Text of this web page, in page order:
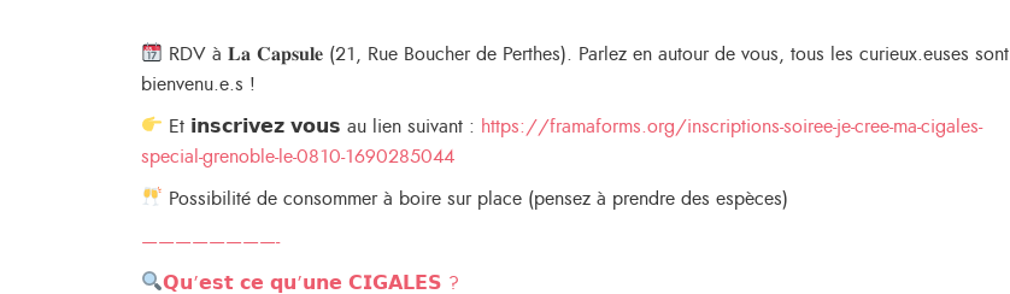
RDV à 𝐋𝐚 𝐂𝐚𝐩𝐬𝐮𝐥𝐞 (21, Rue Boucher de Perthes). Parlez en autour de vous, tous les curieux.euses sont
bienvenu.e.s !
Et 𝗶𝗻𝘀𝗰𝗿𝗶𝘃𝗲𝘇 𝘃𝗼𝘂𝘀 au lien suivant : https://framaforms.org/inscriptions-soiree-je-cree-ma-cigales-
special-grenoble-le-0810-1690285044
Possibilité de consommer à boire sur place (pensez à prendre des espèces)
————————-
𝗤𝘂’𝗲𝘀𝘁 𝗰𝗲 𝗾𝘂’𝘂𝗻𝗲 𝗖𝗜𝗚𝗔𝗟𝗘𝗦 ?